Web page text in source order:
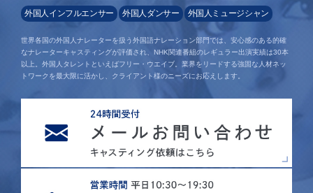
外国人インフルエンサー 外国人ダンサー 外国人ミュージシャン
世界各国の外国人ナレーターを扱う外国語ナレーション部門では、安心感のある的確
なナレーターキャスティングが評価され、NHK関連番組のレギュラー出演実績は30本
以上。外国人タレントといえばフリー・ウエイブ。業界をリードする強固な人材ネッ
トワークを最大限に活かし、クライアント様のニーズにお応えします。